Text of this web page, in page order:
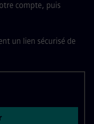
compte, puis
un lien sécurisé de
mail